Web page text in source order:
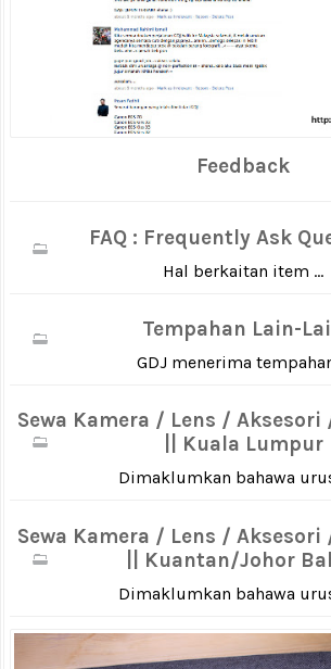
Feedback
FAQ : Frequently Ask
Hal berkaitan item ...
Tempahan Lain-
GDJ menerima
Sewa Kamera / Lens / Aksesori
|| Kuala Lumpur
Dimaklumkan bahawa
Sewa Kamera / Lens / Aksesori
|| Kuantan/Johor
Dimaklumkan bahawa